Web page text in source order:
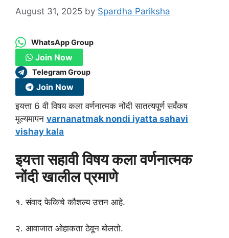
August 31, 2025 by Spardha Pariksha
WhatsApp Group
Join Now
Telegram Group
Join Now
इयत्ता 6 वी विषय कला वर्णनात्मक नोंदी सातत्यपूर्ण सर्वंकष
मूल्यमापन varnanatmak nondi iyatta sahavi
vishay kala
इयत्ता सहावी विषय कला वर्णनात्मक
नोंदी खालील प्रमाणे
१. संवाद फेकिचे कौशल्य उत्तन आहे.
२. आवाजात ओहाकता ठेवून बोलतो.